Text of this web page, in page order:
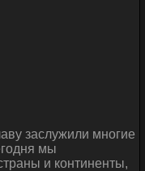
заслужили многие
мы
и континенты,